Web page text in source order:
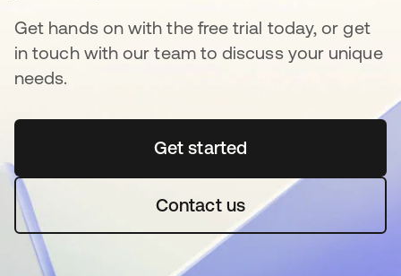
Get hands on with the free trial today, or get
in touch with our team to discuss your unique
needs.
Get started
Contact us